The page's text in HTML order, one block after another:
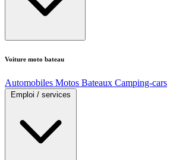
Voiture moto bateau
Automobiles Motos Bateaux Camping-cars
Emploi / services